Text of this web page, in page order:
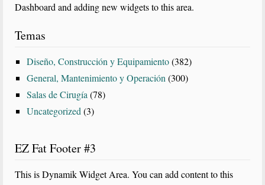
Dashboard and adding new widgets to this area.
Temas
Diseño, Construcción y Equipamiento(382)
General, Mantenimiento y Operación(300)
Salas de Cirugía(78)
Uncategorized(3)
EZ Fat Footer #3
This is Dynamik Widget Area. You can add content to this